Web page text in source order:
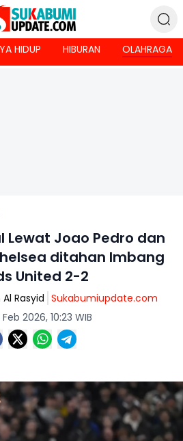
HIDUP HIBURAN OLAHRAGA
Lewat Joao Pedro dan
ditahan Imbang
United 2-2
Rasyid Sukabumiupdate.com
Feb 2026, 10:23 WIB